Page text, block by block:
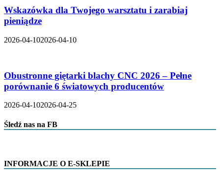
Wskazówka dla Twojego warsztatu i zarabiaj
pieniądze
2026-04-102026-04-10
Obustronne giętarki blachy CNC 2026 – Pełne
porównanie 6 światowych producentów
2026-04-102026-04-25
Śledź nas na FB
INFORMACJE O E-SKLEPIE